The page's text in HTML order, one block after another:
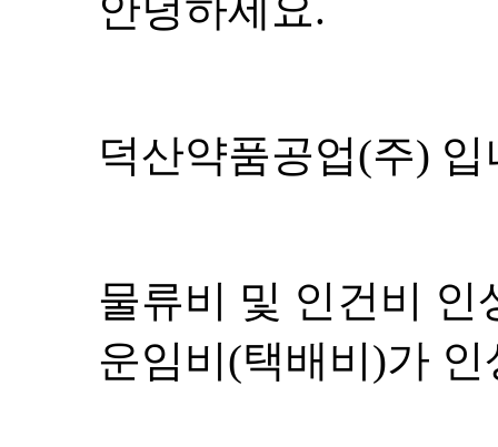
덕산약품공업(주) 입
물류비 및 인건비 인
운임비(택배비)가